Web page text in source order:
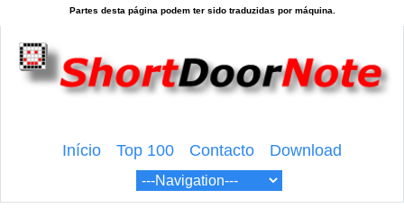
Início Top 100 Contacto Download